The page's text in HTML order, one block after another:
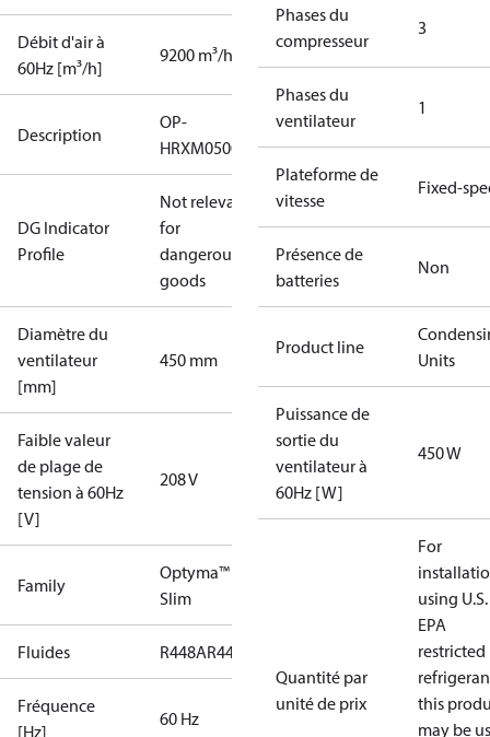
Débit d'air à
60Hz [m³/h]
9200 m³/h
Description
OP-
HRXM0500UWK000Q
DG Indicator
Profile
Not relevant
for
dangerous
goods
Diamètre du
ventilateur
[mm]
450 mm
Faible valeur
de plage de
tension à 60Hz
[V]
208 V
Family
Optyma™
Slim
Fluides R448AR449A
Fréquence
[Hz]
60 Hz
Phases du
compresseur
3
Phases du
ventilateur
1
Plateforme de
vitesse
Fixed-
Présence de
batteries
Non
Product line
Units
Puissance de
sortie du
ventilateur à
60Hz [W]
450 W
Quantité par
unité de prix
For
using U.S.
EPA
restricted
this
may be